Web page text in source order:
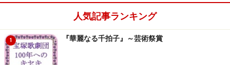
人気記事ランキング
1 『華麗なる千拍子』～芸術祭賞